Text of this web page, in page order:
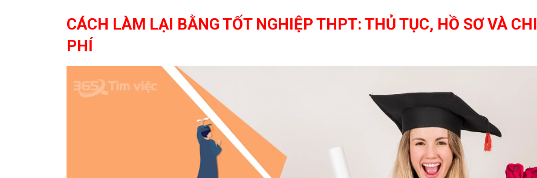
CÁCH LÀM LẠI BẰNG TỐT NGHIỆP THPT: THỦ TỤC, HỒ SƠ VÀ CHI
PHÍ